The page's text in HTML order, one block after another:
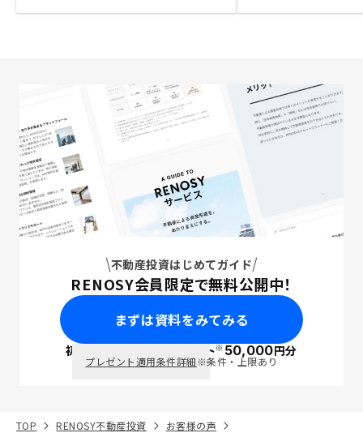
不動産投資はじめてガイド
RENOSY会員限定で無料公開中！
まずは資料をみてみる
初回面談で ポイント※50,000円分
プレゼント適用条件詳細※条件・上限あり
TOP RENOSY不動産投資
お客様の声